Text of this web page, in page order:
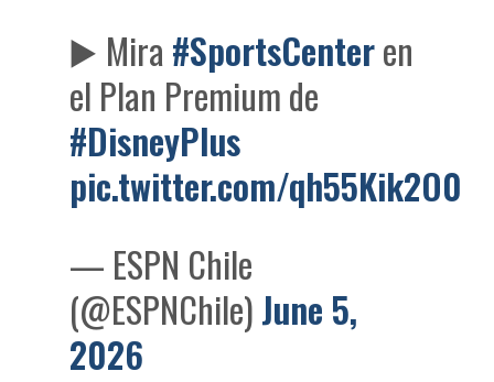
▶️ Mira#SportsCenteren
el Plan Premium de
#DisneyPlus
pic.twitter.com/qh55Kik2O0
— ESPN Chile
(@ESPNChile)June 5,
2026